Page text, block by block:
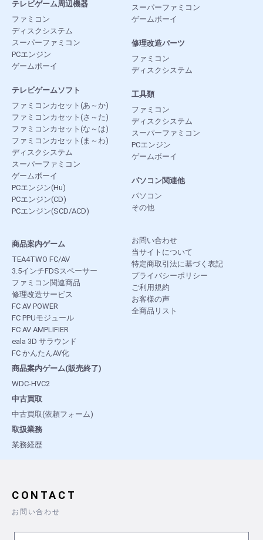
テレビゲーム周辺機器
ファミコン
ディスクシステム
スーパーファミコン
PCエンジン
ゲームボーイ
テレビゲームソフト
ファミコンカセット(あ～か)
ファミコンカセット(さ～た)
ファミコンカセット(な～は)
ファミコンカセット(ま～わ)
ディスクシステム
スーパーファミコン
ゲームボーイ
PCエンジン(Hu)
PCエンジン(CD)
PCエンジン(SCD/ACD)
スーパーファミコン
ゲームボーイ
修理改造パーツ
ファミコン
ディスクシステム
工具類
ファミコン
ディスクシステム
スーパーファミコン
PCエンジン
ゲームボーイ
パソコン関連他
パソコン
その他
商品案内ゲーム
TEA4TWO FC/AV
3.5インチFDSスペーサー
ファミコン関連商品
修理改造サービス
FC AV POWER
FC PPUモジュール
FC AV AMPLIFIER
eala 3D サラウンド
FC かんたんAV化
商品案内ゲーム(販売終了)
WDC-HVC2
中古買取
中古買取(依頼フォーム)
取扱業務
業務経歴
お問い合わせ
当サイトについて
特定商取引法に基づく表記
プライバシーポリシー
ご利用規約
お客様の声
全商品リスト
CONTACT
お問い合わせ